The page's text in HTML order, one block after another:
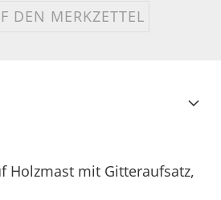
DEN MERKZETTEL
Holzmast mit Gitteraufsatz,